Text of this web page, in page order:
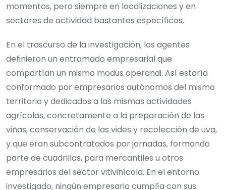
momentos, pero siempre en localizaciones y en
sectores de actividad bastantes específicos.
En el trascurso de la investigación, los agentes
definieron un entramado empresarial que
compartían un mismo modus operandi. Así estaría
conformado por empresarios autónomos del mismo
territorio y dedicados a las mismas actividades
agrícolas, concretamente a la preparación de las
viñas, conservación de las vides y recolección de uva,
y que eran subcontratados por jornadas, formando
parte de cuadrillas, para mercantiles u otros
empresarios del sector vitivinícola. En el entorno
investigado, ningún empresario cumplía con sus